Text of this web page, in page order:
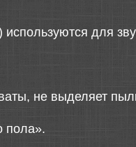
для
не выделяет
пола».